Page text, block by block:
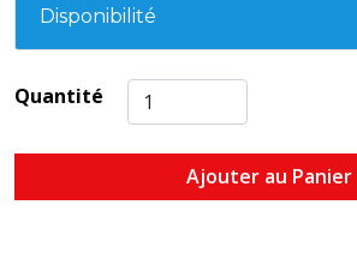
Disponibilité
Quantité
Ajouter au Panier